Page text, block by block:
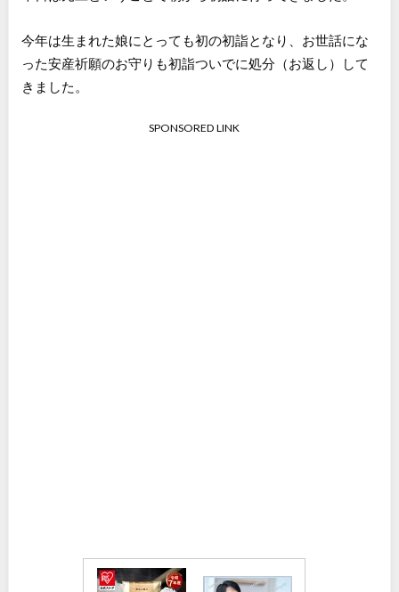
今年は生まれた娘にとっても初の初詣となり、お世話にな
った安産祈願のお守りも初詣ついでに処分（お返し）して
きました。
SPONSORED LINK